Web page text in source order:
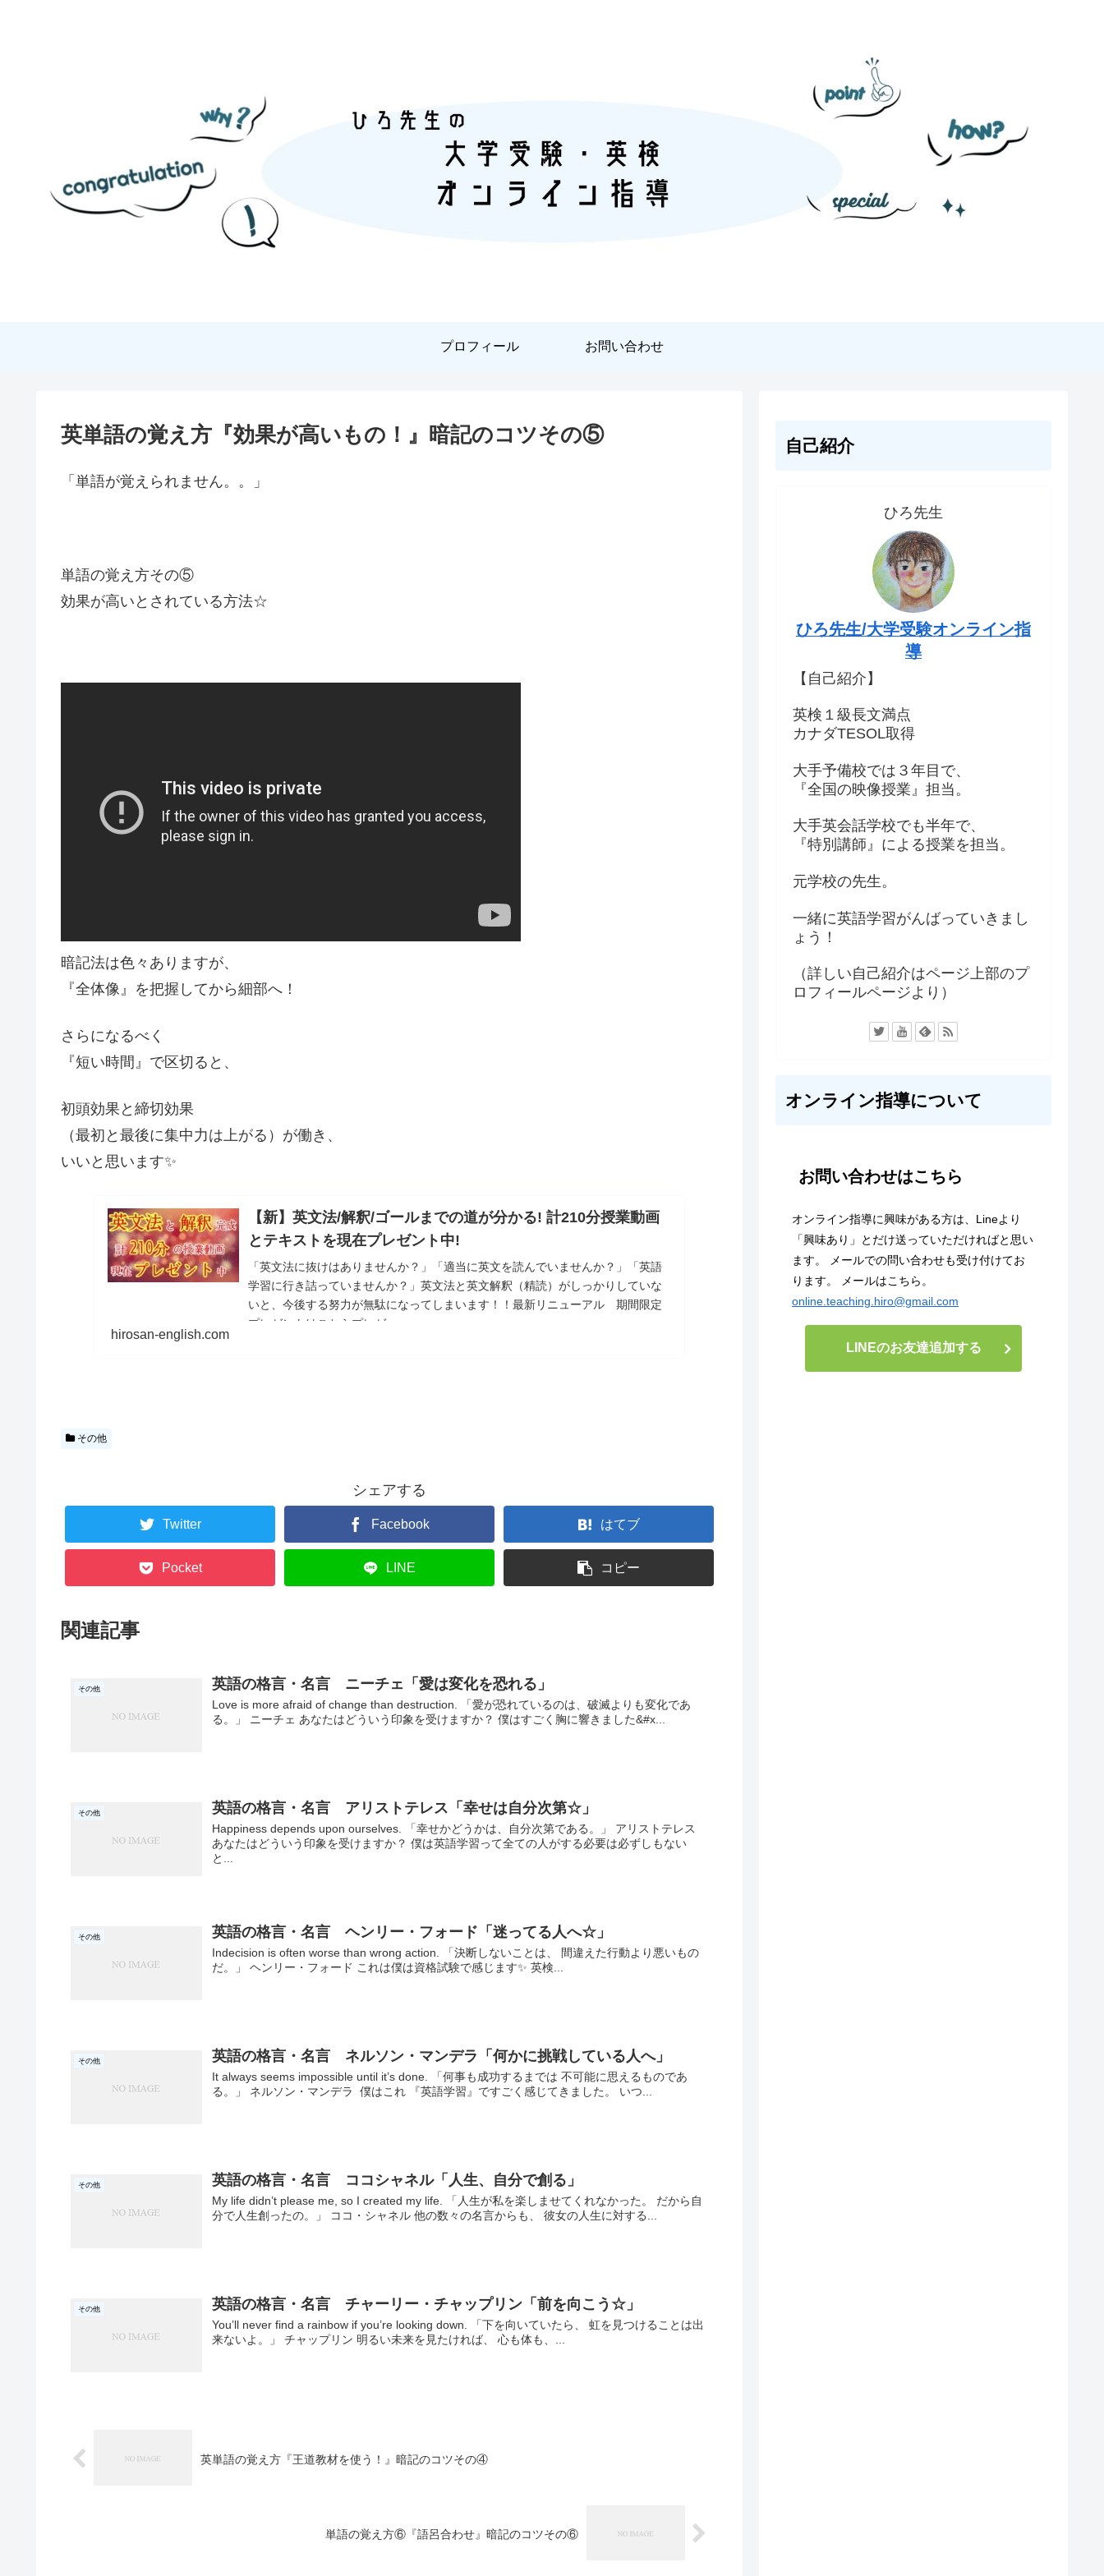
プロフィール お問い合わせ
英単語の覚え方『効果が高いもの！』暗記のコツその⑤
「単語が覚えられません。。」
単語の覚え方その⑤
効果が高いとされている方法☆
暗記法は色々ありますが、
『全体像』を把握してから細部へ！
さらになるべく
『短い時間』で区切ると、
初頭効果と締切効果
（最初と最後に集中力は上がる）が働き、
いいと思います✨
【新】英文法/解釈/ゴールまでの道が分かる! 計210分授業動画
とテキストを現在プレゼント中!
「英文法に抜けはありませんか？」「適当に英文を読んでいませんか？」「英語
学習に行き詰っていませんか？」英文法と英文解釈（精読）がしっかりしていな
いと、今後する努力が無駄になってしまいます！！最新リニューアル 期間限定
プレゼントはこちらプレゼ
hirosan-english.com
その他
シェアする
Twitter Facebook はてブ
Pocket LINE コピー
関連記事
その他 英語の格言・名言 ニーチェ「愛は変化を恐れる」
Love is more afraid of change than destruction. 「愛が恐れているのは、破滅よりも変化であ
る。」 ニーチェ あなたはどういう印象を受けますか？ 僕はすごく胸に響きました&#x...
その他 英語の格言・名言 アリストテレス「幸せは自分次第☆」
Happiness depends upon ourselves. 「幸せかどうかは、自分次第である。」 アリストテレス
あなたはどういう印象を受けますか？ 僕は英語学習って全ての人がする必要は必ずしもない
と...
その他 英語の格言・名言 ヘンリー・フォード「迷ってる人へ☆」
Indecision is often worse than wrong action. 「決断しないことは、 間違えた行動より悪いもの
だ。」 ヘンリー・フォード これは僕は資格試験で感じます✨ 英検...
その他 英語の格言・名言 ネルソン・マンデラ「何かに挑戦している人へ」
It always seems impossible until it’s done. 「何事も成功するまでは 不可能に思えるものであ
る。」 ネルソン・マンデラ 僕はこれ 『英語学習』ですごく感じてきました。 いつ...
その他 英語の格言・名言 ココシャネル「人生、自分で創る」
My life didn’t please me, so I created my life. 「人生が私を楽しませてくれなかった。 だから自
分で人生創ったの。」 ココ・シャネル 他の数々の名言からも、 彼女の人生に対する...
その他 英語の格言・名言 チャーリー・チャップリン「前を向こう☆」
You’ll never find a rainbow if you’re looking down. 「下を向いていたら、 虹を見つけることは出
来ないよ。」 チャップリン 明るい未来を見たければ、 心も体も、...
英単語の覚え方『王道教材を使う！』暗記のコツその④
単語の覚え方⑥『語呂合わせ』暗記のコツその⑥
自己紹介
ひろ先生
ひろ先生/大学受験オンライン指
導
【自己紹介】
英検１級長文満点
カナダTESOL取得
大手予備校では３年目で、
『全国の映像授業』担当。
大手英会話学校でも半年で、
『特別講師』による授業を担当。
元学校の先生。
一緒に英語学習がんばっていきまし
ょう！
（詳しい自己紹介はページ上部のプ
ロフィールページより）
オンライン指導について
お問い合わせはこちら
オンライン指導に興味がある方は、Lineより
「興味あり」とだけ送っていただければと思い
ます。 メールでの問い合わせも受け付けてお
ります。 メールはこちら。
online.teaching.hiro@gmail.com
LINEのお友達追加する